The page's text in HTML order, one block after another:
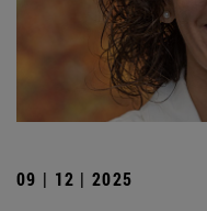
09 | 12 | 2025